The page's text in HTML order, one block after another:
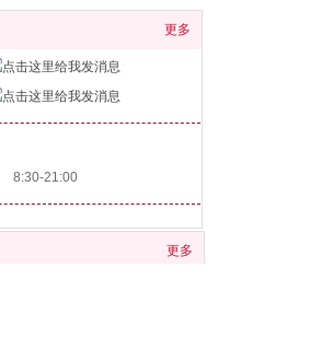
更多
8:30-21:00
更多